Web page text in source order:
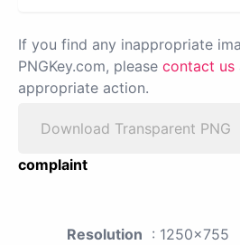
If you find any inappropriate
PNGKey.com, please contact us
appropriate action.
Download Transparent PNG
complaint
Resolution : 1250x755